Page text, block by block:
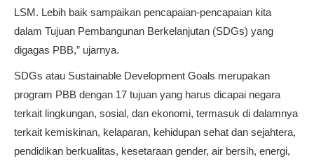
LSM. Lebih baik sampaikan pencapaian-pencapaian kita
dalam Tujuan Pembangunan Berkelanjutan (SDGs) yang
digagas PBB,” ujarnya.
SDGs atau Sustainable Development Goals merupakan
program PBB dengan 17 tujuan yang harus dicapai negara
terkait lingkungan, sosial, dan ekonomi, termasuk di dalamnya
terkait kemiskinan, kelaparan, kehidupan sehat dan sejahtera,
pendidikan berkualitas, kesetaraan gender, air bersih, energi,